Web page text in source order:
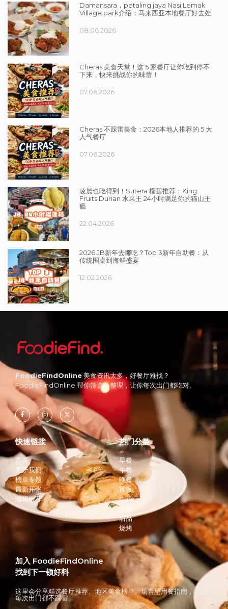
Damansara，petaling jaya Nasi Lemak
Village park介绍：马来西亚本地餐厅好去处
08.06.2026
Cheras 美食天堂！这 5 家餐厅让你吃到停不
下来，快来挑战你的味蕾！
07.06.2026
Cheras 不踩雷美食：2026本地人推荐的 5 大
人气餐厅
07.06.2026
凌晨也吃得到！Sutera 榴莲推荐：King
Fruits Durian 水果王 24小时满足你的猫山王
瘾
22.04.2026
2026 JB新年去哪吃？Top 3新年自助餐：从
传统围桌到海鲜盛宴
12.02.2026
FoodieFindOnline美食资讯太多，好餐厅难找？
FoodieFindOnline 帮你筛选、整理，让你每次出门都吃对。
快速链接
首页
关于我们
榜单专题
最新开张
编辑推荐
热门分类
早餐
午餐
晚餐
宵夜
Cafe
火锅
甜品
烧烤
加入 FoodieFindOnline
找到下一顿好料
这里会分享精选餐厅推荐、地区美食榜单、场合型用餐指南，让你
每次出门都不踩雷。